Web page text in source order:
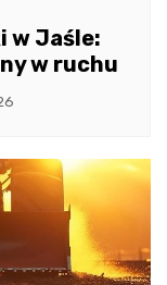
w Jaśle:
w ruchu